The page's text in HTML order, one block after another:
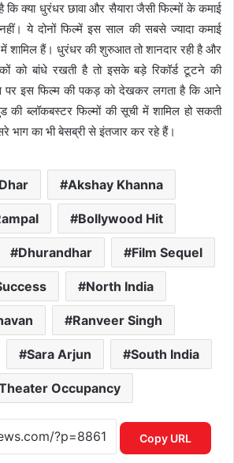
क्या धुरंधर छावा और सैयारा जैसी फिल्मों के कमाई
नहीं। ये दोनों फिल्में इस साल की सबसे ज्यादा कमाई
में शामिल हैं। धुरंधर की शुरुआत तो शानदार रही है और
को बांधे रखती है तो इसके बड़े रिकॉर्ड टूटने की
पर इस फिल्म की पकड़ को देखकर लगता है कि आने
की ब्लॉकबस्टर फिल्मों की सूची में शामिल हो सकती
भाग का भी बेसब्री से इंतजार कर रहे हैं।
Akshay Khanna
Bollywood Hit
Dhurandhar Film Sequel
North India
Ranveer Singh
Sara Arjun South India
Occupancy
Copy URL